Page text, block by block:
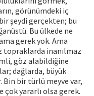
görünümdeki iç
şeydi gerçekten; bu
Bu ülkede ne
gerek yok. Ama
topraklarda inanılmaz
göz alabildiğine
dağlarda, büyük
bir türlü meyve var,
çok yararlı olsa gerek.